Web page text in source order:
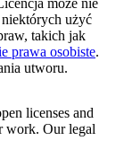
może nie
użyć
takich jak
prawa osobiste.
utworu.
licenses and
work. Our legal